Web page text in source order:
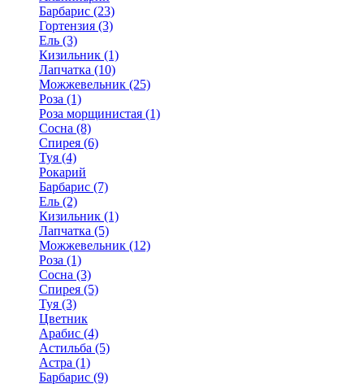
Барбарис (23)
Гортензия (3)
Ель (3)
Кизильник (1)
Лапчатка (10)
Можжевельник (25)
Роза (1)
Роза морщинистая (1)
Сосна (8)
Спирея (6)
Туя (4)
Рокарий
Барбарис (7)
Ель (2)
Кизильник (1)
Лапчатка (5)
Можжевельник (12)
Роза (1)
Сосна (3)
Спирея (5)
Туя (3)
Цветник
Арабис (4)
Астильба (5)
Астра (1)
Барбарис (9)